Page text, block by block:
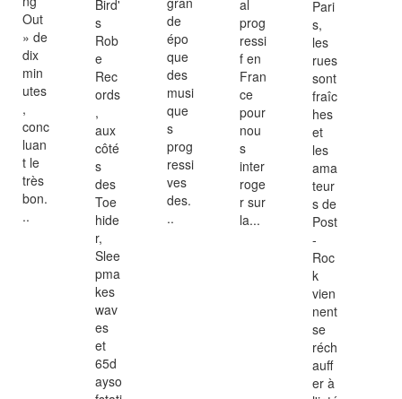
Out
» de
dix
min
utes
,
conc
luan
t le
très
bon.
..
Bird'
s
Rob
e
Rec
ords
,
aux
côté
s
des
Toe
hide
r,
Slee
pma
kes
wav
es
et
65d
ayso
de
épo
que
des
musi
que
s
prog
ressi
ves
des.
..
al
prog
ressi
f en
Fran
ce
pour
nou
s
inter
roge
r sur
la...
Pari
s,
les
rues
sont
fraîc
hes
et
les
ama
teur
s de
Post
-
Roc
k
vien
nent
se
réch
auff
er à